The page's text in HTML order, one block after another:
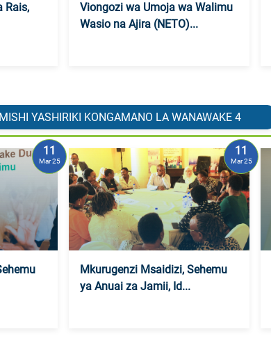
Rais,
Viongozi wa Umoja wa Walimu
Wasio na Ajira (NETO)...
YASHIRIKI KONGAMANO LA WANAWAKE 4
11
Mar 25
Mkurugenzi Msaidizi, Sehemu
ya Anuai za Jamii, Id...
11
Mar 25